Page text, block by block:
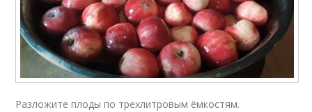
Разложите плоды по трехлитровым ёмкостям.